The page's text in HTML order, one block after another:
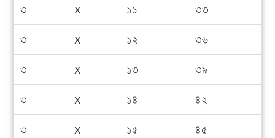
৩
x ১১
৩৩
৩
x ১২
৩৬
৩
x ১৩
৩৯
৩
x ১৪
৪২
৩
x ১৫
৪৫